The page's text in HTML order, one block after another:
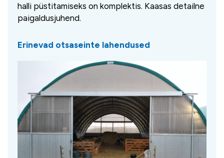
halli püstitamiseks on komplektis. Kaasas detailne
paigaldusjuhend.
Erinevad otsaseinte lahendused